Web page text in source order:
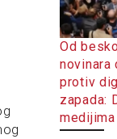
Od
novinara
protiv
zapada: